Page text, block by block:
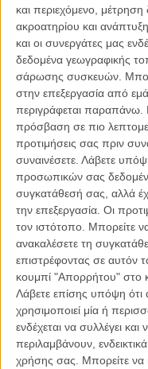
και περιεχόμενο,
ακροατηρίου και
και οι συνεργάτες μας
δεδομένα γεωγραφικής
σάρωσης συσκευών.
στην επεξεργασία από
περιγράφεται παραπάνω.
πρόσβαση σε πιο
προτιμήσεις σας πριν
συναινέσετε. Λάβετε
προσωπικών σας
συγκατάθεσή σας, αλλά
την επεξεργασία. Οι
τον ιστότοπο. Μπορείτε
ανακαλέσετε τη
επιστρέφοντας σε αυτόν
κουμπί "Απορρήτου" στο
Λάβετε επίσης υπόψη
χρησιμοποιεί μία ή
ενδέχεται να συλλέγει
περιλαμβάνουν,
χρήσης σας. Μπορείτε να
Αδυνατίστε,
θερμίδες!
ΝΕΑ / 30 ΟΚΤ 2012/ Πόλυ
Βιμ Βέντερς
Συνέντευξη
Η επιτυχία είναι
καλύτερο, δεν σε
απλώς ένα ωραίο,
συναίσθημα.»